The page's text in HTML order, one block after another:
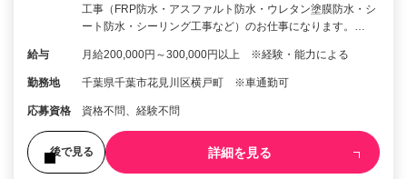
工事（FRP防水・アスファルト防水・ウレタン塗膜防水・シ
ート防水・シーリング工事など）のお仕事になります。…
給与 月給200,000円～300,000円以上 ※経験・能力による
勤務地 千葉県千葉市花見川区横戸町 ※車通勤可
応募資格 資格不問、経験不問
後で見る 詳細を見る